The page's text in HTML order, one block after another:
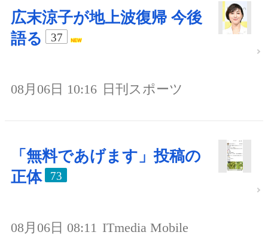
広末涼子が地上波復帰 今後
語る
37
08月06日 10:16 日刊スポーツ
「無料であげます」投稿の
正体
73
08月06日 08:11 ITmedia Mobile